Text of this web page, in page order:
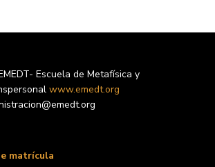
Escuela de Metafísica y
www.emedt.org
matrícula